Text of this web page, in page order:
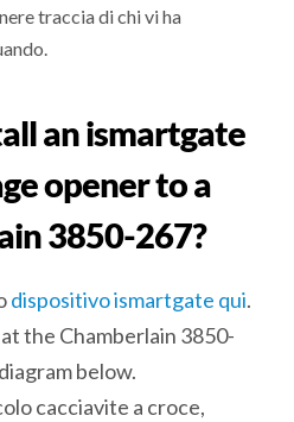
traccia di chi vi ha
an ismartgate
opener to a
3850-267?
dispositivo ismartgate qui.
at the Chamberlain 3850-
below.
cacciavite a croce,